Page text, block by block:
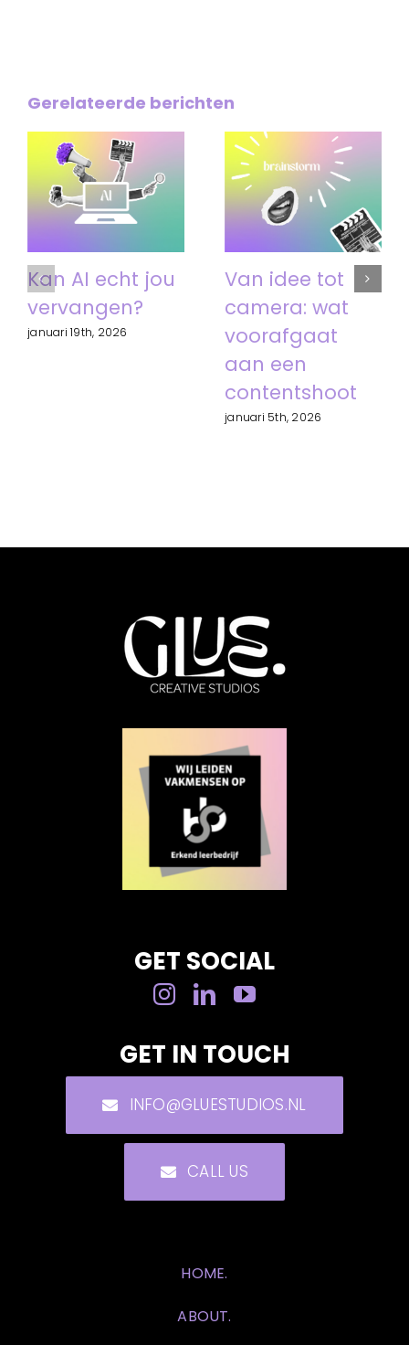
Gerelateerde berichten
Kan AI echt jou
vervangen?
januari 19th, 2026
Van idee tot
camera: wat
voorafgaat
aan een
contentshoot
januari 5th, 2026
GET SOCIAL
GET IN TOUCH
INFO@GLUESTUDIOS.NL
CALL US
HOME.
ABOUT.